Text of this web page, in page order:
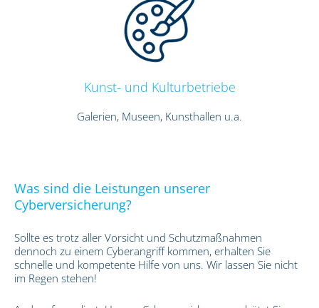
Kunst- und Kulturbetriebe
Galerien, Museen, Kunsthallen u.a.
Was sind die Leistungen unserer
Cyberversicherung?
Sollte es trotz aller Vorsicht und Schutzmaßnahmen
dennoch zu einem Cyberangriff kommen, erhalten Sie
schnelle und kompetente Hilfe von uns. Wir lassen Sie nicht
im Regen stehen!